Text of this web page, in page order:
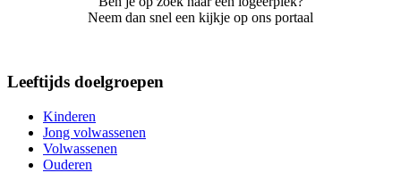
Neem dan snel een kijkje op ons portaal
Leeftijds doelgroepen
Kinderen
Jong volwassenen
Volwassenen
Ouderen